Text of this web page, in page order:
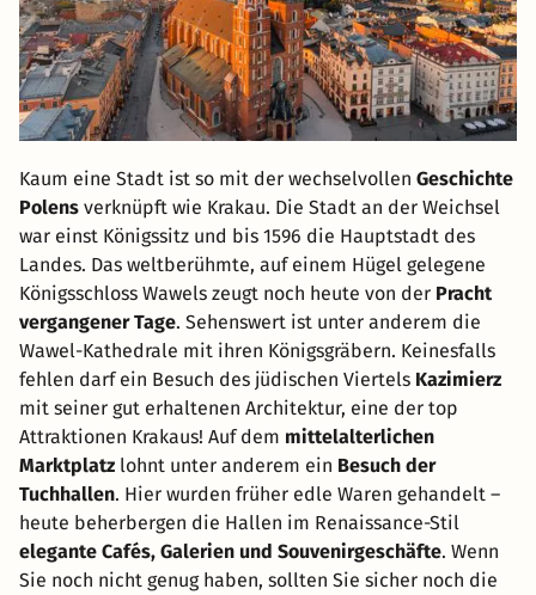
Kaum eine Stadt ist so mit der wechselvollen Geschichte
Polens verknüpft wie Krakau. Die Stadt an der Weichsel
war einst Königssitz und bis 1596 die Hauptstadt des
Landes. Das weltberühmte, auf einem Hügel gelegene
Königsschloss Wawels zeugt noch heute von der Pracht
vergangener Tage. Sehenswert ist unter anderem die
Wawel-Kathedrale mit ihren Königsgräbern. Keinesfalls
fehlen darf ein Besuch des jüdischen Viertels Kazimierz
mit seiner gut erhaltenen Architektur, eine der top
Attraktionen Krakaus! Auf dem mittelalterlichen
Marktplatz lohnt unter anderem ein Besuch der
Tuchhallen. Hier wurden früher edle Waren gehandelt –
heute beherbergen die Hallen im Renaissance-Stil
elegante Cafés, Galerien und Souvenirgeschäfte. Wenn
Sie noch nicht genug haben, sollten Sie sicher noch die